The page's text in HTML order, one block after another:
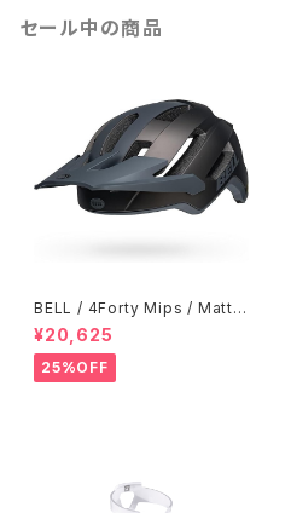
セール中の商品
BELL / 4Forty Mips / Matte
Titanium-Charcoal
¥20,625
25%OFF